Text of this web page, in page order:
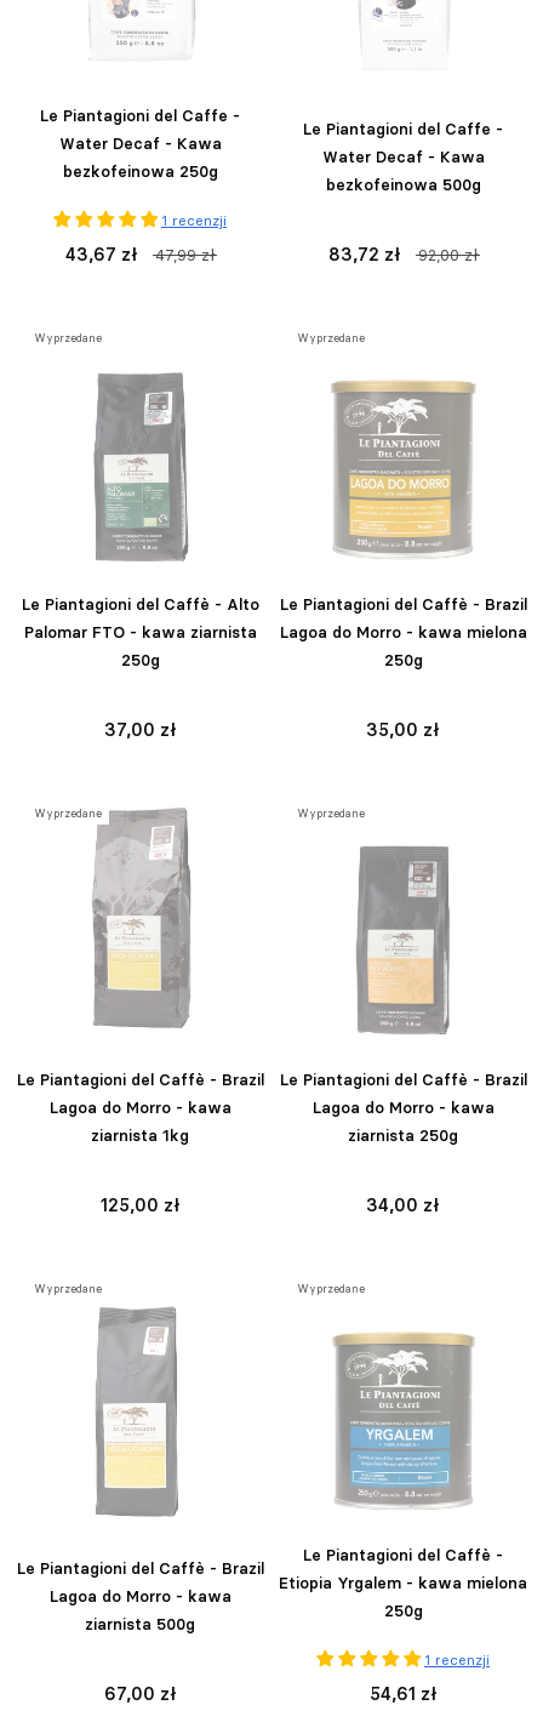
Le Piantagioni del Caffe -
Water Decaf - Kawa
bezkofeinowa 250g
1 recenzji
43,67 zł 47,99 zł
Le Piantagioni del Caffe -
Water Decaf - Kawa
bezkofeinowa 500g
83,72 zł 92,00 zł
Wyprzedane
Le Piantagioni del Caffè - Alto
Palomar FTO - kawa ziarnista
250g
37,00 zł
Wyprzedane
Le Piantagioni del Caffè - Brazil
Lagoa do Morro - kawa mielona
250g
35,00 zł
Wyprzedane
Le Piantagioni del Caffè - Brazil
Lagoa do Morro - kawa
ziarnista 1kg
125,00 zł
Wyprzedane
Le Piantagioni del Caffè - Brazil
Lagoa do Morro - kawa
ziarnista 250g
34,00 zł
Wyprzedane
Le Piantagioni del Caffè - Brazil
Lagoa do Morro - kawa
ziarnista 500g
67,00 zł
Wyprzedane
Le Piantagioni del Caffè -
Etiopia Yrgalem - kawa mielona
250g
1 recenzji
54,61 zł